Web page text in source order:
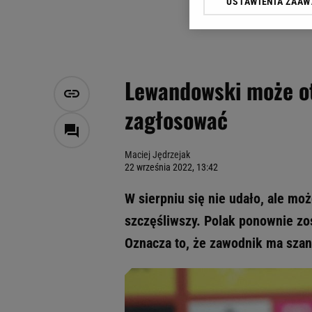
Lewandowski może
zagłosować
Maciej Jędrzejak
22 września 2022, 13:42
W sierpniu się nie udało, ale
szczęśliwszy. Polak ponownie
Oznacza to, że zawodnik ma
Klikając „Akceptuję”
Zaufanych Partnerów i
My, nasi Zaufani
Użycie dokładnych
Przechowywanie